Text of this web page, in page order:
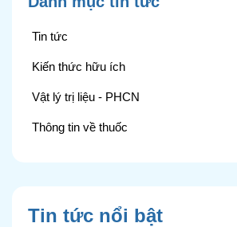
Tin tức
Kiến thức hữu ích
Vật lý trị liệu - PHCN
Thông tin về thuốc
Tin tức nổi bật